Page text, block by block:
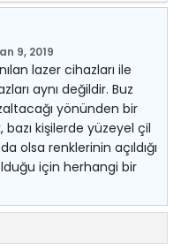
9, 2019
lazer cihazları ile
aynı değildir. Buz
yönünden bir
kişilerde yüzeyel çil
olsa renklerinin açıldığı
için herhangi bir